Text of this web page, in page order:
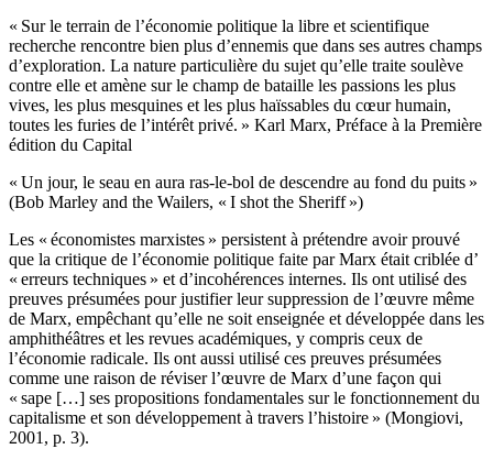
« Sur le terrain de l’économie politique la libre et scientifique
recherche rencontre bien plus d’ennemis que dans ses autres champs
d’exploration. La nature particulière du sujet qu’elle traite soulève
contre elle et amène sur le champ de bataille les passions les plus
vives, les plus mesquines et les plus haïssables du cœur humain,
toutes les furies de l’intérêt privé. » Karl Marx, Préface à la Première
édition du Capital
« Un jour, le seau en aura ras-le-bol de descendre au fond du puits »
(Bob Marley and the Wailers, « I shot the Sheriff »)
Les « économistes marxistes » persistent à prétendre avoir prouvé
que la critique de l’économie politique faite par Marx était criblée d’
« erreurs techniques » et d’incohérences internes. Ils ont utilisé des
preuves présumées pour justifier leur suppression de l’œuvre même
de Marx, empêchant qu’elle ne soit enseignée et développée dans les
amphithéâtres et les revues académiques, y compris ceux de
l’économie radicale. Ils ont aussi utilisé ces preuves présumées
comme une raison de réviser l’œuvre de Marx d’une façon qui
« sape […] ses propositions fondamentales sur le fonctionnement du
capitalisme et son développement à travers l’histoire » (Mongiovi,
2001, p. 3).